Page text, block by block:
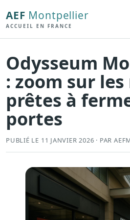
AEF Montpellier
ACCUEIL EN FRANCE
Odysseum
: zoom sur
prêtes à
portes
PUBLIÉ LE 11 JANVIER 2026 · PAR